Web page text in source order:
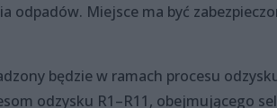
odpadów. Miejsce ma być
będzie w ramach procesu
odzysku R1–R11, obejmującego